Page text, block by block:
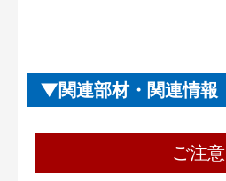
関連部材・関連情報
ご注意